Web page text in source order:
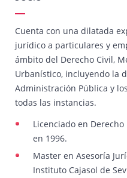
Cuenta con una dilatada
jurídico a particulares y
ámbito del Derecho Civil,
Urbanístico, incluyendo la
Administración Pública y
todas las instancias.
Licenciado en
en 1996.
Master en Asesoría
Instituto Cajasol de